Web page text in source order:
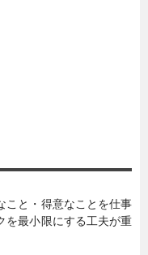
こと・得意なことを仕事
を最小限にする工夫が重